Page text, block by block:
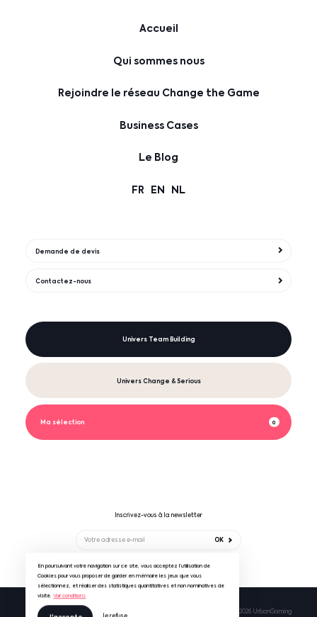
En poursuivant votre navigation sur ce site, vous acceptez l’utilisation de
Cookies pour vous proposer de garder en mémoire les jeux que vous
sélectionnez, et réaliser des statistiques quantitatives et non nominatives de
visite.Voir conditions
Accueil
Qui sommes nous
Rejoindre le réseau Change the Game
Business Cases
Le Blog
FR EN NL
Demande de devis
Contactez-nous
Univers Team Building
Univers Change & Serious
0
Ma sélection
Inscrivez-vous à la newsletter
OK
Suivez-nous sur
Mentions légales & RGPD CGV UrbanGaming © 2026 UrbanGaming